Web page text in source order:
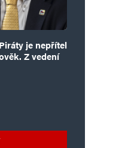
je nepřítel
Z vedení